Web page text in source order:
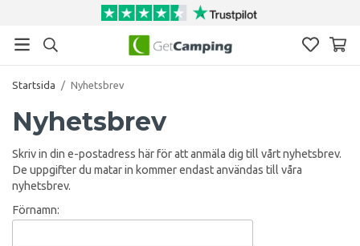
Startsida / Nyhetsbrev
Nyhetsbrev
Skriv in din e-postadress här för att anmäla dig till vårt nyhetsbrev.
De uppgifter du matar in kommer endast användas till våra
nyhetsbrev.
Förnamn: